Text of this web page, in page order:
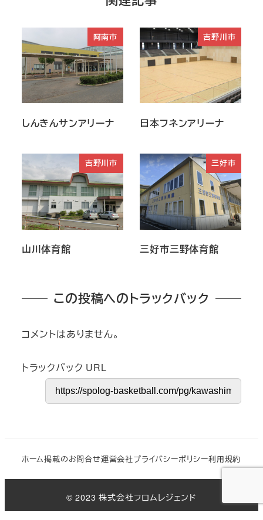
阿南市
しんきんサンアリーナ
吉野川市
日本フネンアリーナ
吉野川市
山川体育館
三好市
三好市三野体育館
この投稿へのトラックバック
コメントはありません。
トラックバック URL
ホーム掲載のお問合せ運営会社プライバシーポリシー利用規約
© 2023 株式会社フロムレジェンド